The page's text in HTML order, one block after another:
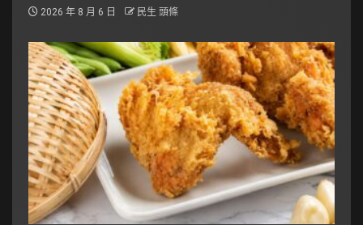
2026 年 8 月 6 日 民生 頭條